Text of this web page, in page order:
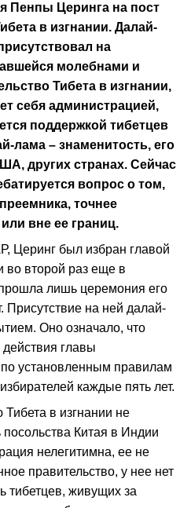
Пенпы Церинга на пост
в изгнании. Далай-
на
молебнами и
Тибета в изгнании,
себя администрацией,
поддержкой тибетцев
лама – знаменитость, его
других странах. Сейчас
вопрос о том,
точнее
вне ее границ.
Церинг был избран главой
во второй раз еще в
лишь церемония его
Присутствие на ней далай-
Оно означало, что
главы
установленным правилам
каждые пять лет.
в изгнании не
Китая в Индии
нелегитимна, ее не
правительство, у нее нет
тибетцев, живущих за